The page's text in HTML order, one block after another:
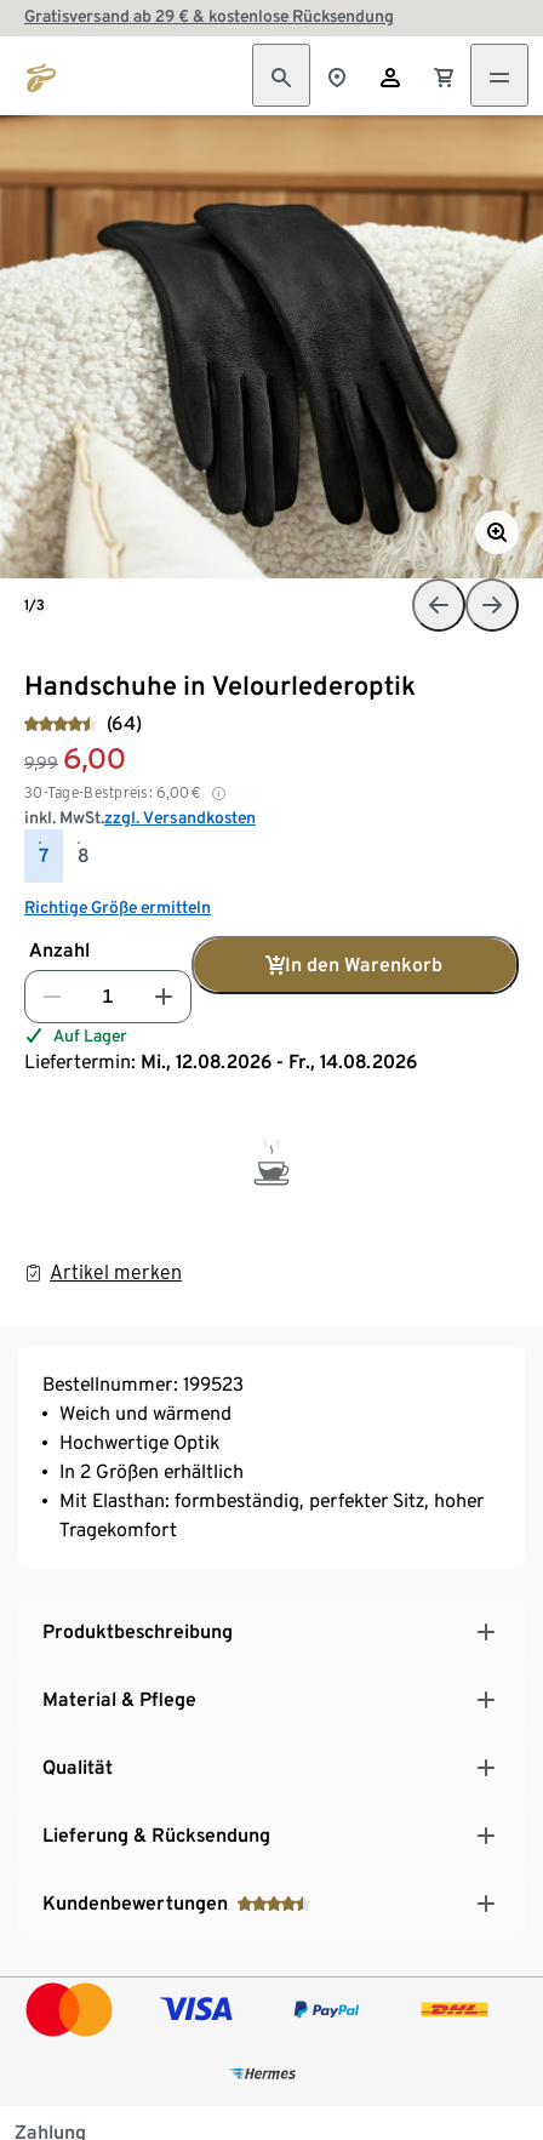
Gratisversand ab 29 € & kostenlose Rücksendung
Handschuhe in Velourlederoptik
(64)
9,99 6,00
30-Tage-Bestpreis: 6,00 €
inkl. MwSt.zzgl. Versandkosten
7 8
Richtige Größe ermitteln
Anzahl
In den Warenkorb
Auf Lager
Liefertermin: Mi., 12.08.2026 - Fr., 14.08.2026
Artikel merken
1/3
Bestellnummer: 199523
Weich und wärmend
Hochwertige Optik
In 2 Größen erhältlich
Mit Elasthan: formbeständig, perfekter Sitz, hoher
Tragekomfort
Produktbeschreibung
Material & Pflege
Qualität
Lieferung & Rücksendung
Kundenbewertungen
Zahlung